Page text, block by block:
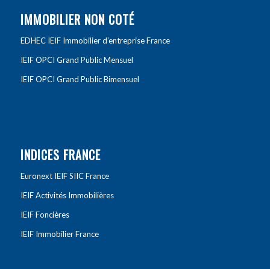
IMMOBILIER NON COTÉ
EDHEC IEIF Immobilier d’entreprise France
IEIF OPCI Grand Public Mensuel
IEIF OPCI Grand Public Bimensuel
INDICES FRANCE
Euronext IEIF SIIC France
IEIF Activités Immobilières
IEIF Foncières
IEIF Immobilier France